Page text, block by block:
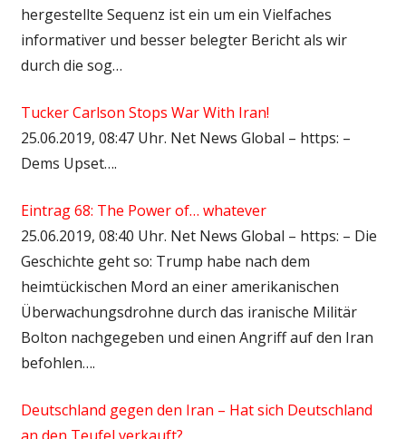
hergestellte Sequenz ist ein um ein Vielfaches
informativer und besser belegter Bericht als wir
durch die sog…
Tucker Carlson Stops War With Iran!
25.06.2019, 08:47 Uhr. Net News Global – https: –
Dems Upset….
Eintrag 68: The Power of… whatever
25.06.2019, 08:40 Uhr. Net News Global – https: – Die
Geschichte geht so: Trump habe nach dem
heimtückischen Mord an einer amerikanischen
Überwachungsdrohne durch das iranische Militär
Bolton nachgegeben und einen Angriff auf den Iran
befohlen….
Deutschland gegen den Iran – Hat sich Deutschland